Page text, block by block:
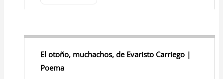
El otoño, muchachos, de Evaristo Carriego |
Poema